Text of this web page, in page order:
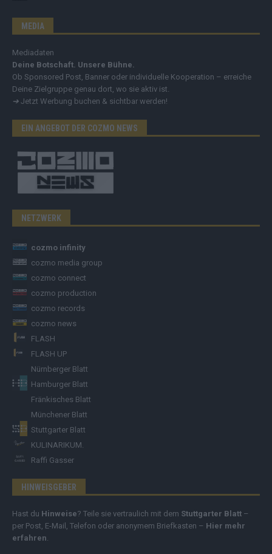
MEDIA
Mediadaten
Deine Botschaft. Unsere Bühne.
Ob Sponsored Post, Banner oder individuelle Kooperation – erreiche
Deine Zielgruppe genau dort, wo sie aktiv ist.
➔ Jetzt Werbung buchen & sichtbar werden!
EIN ANGEBOT DER COZMO NEWS
NETZWERK
cozmo infinity
cozmo media group
cozmo connect
cozmo production
cozmo records
cozmo news
FLASH
FLASH UP
Nürnberger Blatt
Hamburger Blatt
Fränkisches Blatt
Münchener Blatt
Stuttgarter Blatt
KULINARIKUM.
Raffi Gasser
HINWEISGEBER
Hast du Hinweise? Teile sie vertraulich mit dem Stuttgarter Blatt –
per Post, E-Mail, Telefon oder anonymem Briefkasten – Hier mehr
erfahren.